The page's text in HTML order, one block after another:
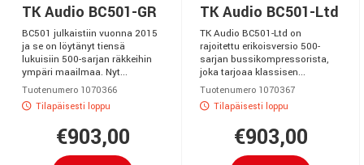
TK Audio BC501-GR
BC501 julkaistiin vuonna 2015
ja se on löytänyt tiensä
lukuisiin 500-sarjan räkkeihin
ympäri maailmaa. Nyt...
Tuotenumero 1070366
Tilapäisesti loppu
€903,00
TK Audio BC501-Ltd
TK Audio BC501-Ltd on
rajoitettu erikoisversio 500-
sarjan bussikompressorista,
joka tarjoaa klassisen...
Tuotenumero 1070367
Tilapäisesti loppu
€903,00